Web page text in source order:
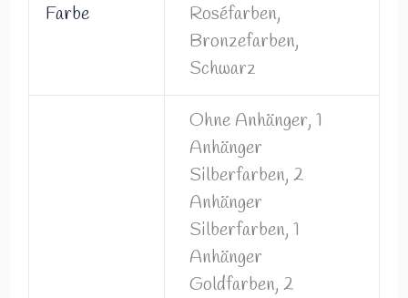
Farbe
Roséfarben,
Bronzefarben,
Schwarz
Ohne Anhänger, 1
Anhänger
Silberfarben, 2
Anhänger
Silberfarben, 1
Anhänger
Goldfarben, 2